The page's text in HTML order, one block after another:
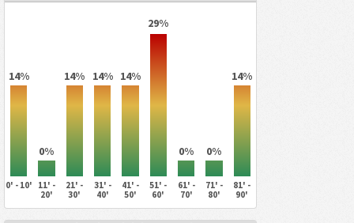
14%
0%
14% 14% 14%
29%
0% 0%
14%
0' - 10'
11' -
20'
21' -
30'
31' -
40'
41' -
50'
51' -
60'
61' -
70'
71' -
80'
81' -
90'